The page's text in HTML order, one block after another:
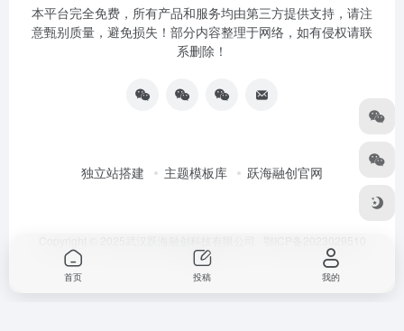
本平台完全免费，所有产品和服务均由第三方提供支持，请注
意甄别质量，避免损失！部分内容整理于网络，如有侵权请联
系删除！
独立站搭建 主题模板库 跃海融创官网
号-3
首页 投稿 我的